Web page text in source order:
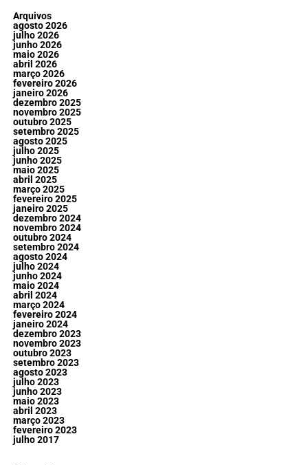
Arquivos
agosto 2026
julho 2026
junho 2026
maio 2026
abril 2026
março 2026
fevereiro 2026
janeiro 2026
dezembro 2025
novembro 2025
outubro 2025
setembro 2025
agosto 2025
julho 2025
junho 2025
maio 2025
abril 2025
março 2025
fevereiro 2025
janeiro 2025
dezembro 2024
novembro 2024
outubro 2024
setembro 2024
agosto 2024
julho 2024
junho 2024
maio 2024
abril 2024
março 2024
fevereiro 2024
janeiro 2024
dezembro 2023
novembro 2023
outubro 2023
setembro 2023
agosto 2023
julho 2023
junho 2023
maio 2023
abril 2023
março 2023
fevereiro 2023
julho 2017